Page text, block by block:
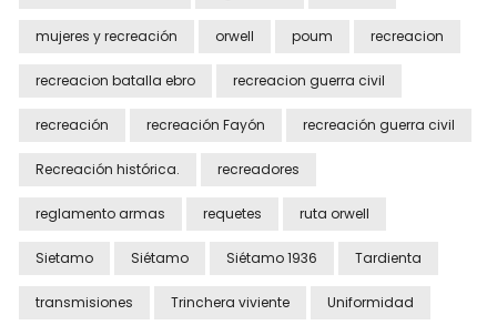
mujeres y recreación orwell poum recreacion
recreacion batalla ebro recreacion guerra civil
recreación recreación Fayón recreación guerra civil
Recreación histórica. recreadores
reglamento armas requetes ruta orwell
Sietamo Siétamo Siétamo 1936 Tardienta
transmisiones Trinchera viviente Uniformidad